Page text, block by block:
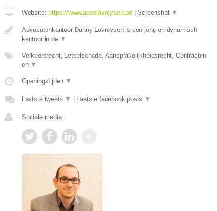
Website: https://www.advolavreysen.be Screenshot ▼
Advocatenkantoor Danny Lavreysen is een jong en dynamisch
kantoor in de ▼
Verkeersrecht, Letselschade, Aansprakelijkheidsrecht, Contracten
en ▼
Openingstijden ▼
Laatste tweets ▼ Laatste facebook posts ▼
Sociale media: